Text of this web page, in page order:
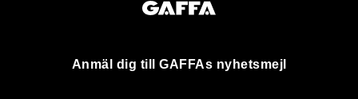
Anmäl dig till GAFFAs nyhetsmejl